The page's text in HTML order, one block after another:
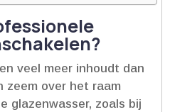
veel meer inhoudt dan
zeem over het raam
glazenwasser, zoals bij